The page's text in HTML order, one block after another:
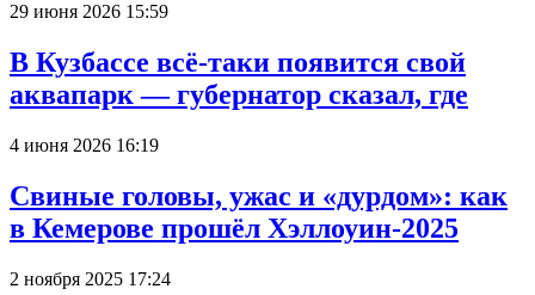
29 июня 2026 15:59
В Кузбассе всё-таки появится свой
аквапарк — губернатор сказал, где
4 июня 2026 16:19
Свиные головы, ужас и «дурдом»: как
в Кемерове прошёл Хэллоуин-2025
2 ноября 2025 17:24